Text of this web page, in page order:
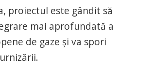
proiectul este gândit să
mai aprofundată a
de gaze şi va spori